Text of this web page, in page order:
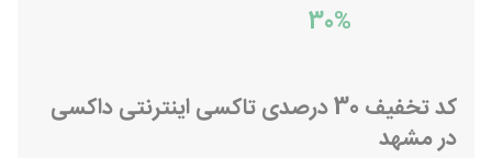
30%
کد تخفیف 30 درصدی تاکسی اینترنتی داکسی
در مشهد